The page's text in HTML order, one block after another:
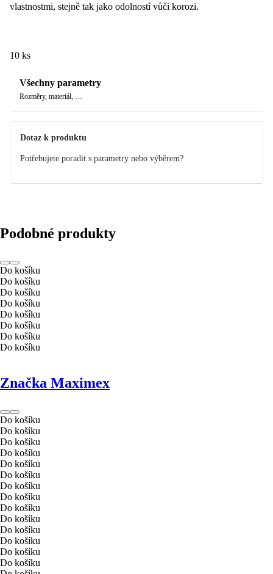
vlastnostmi, stejně tak jako odolností vůči korozi.
10 ks
Všechny parametry
Rozměry, materiál, …
Dotaz k produktu
Potřebujete poradit s parametry nebo výběrem?
Podobné produkty
Do košíku
Do košíku
Do košíku
Do košíku
Do košíku
Do košíku
Do košíku
Do košíku
Značka Maximex
Do košíku
Do košíku
Do košíku
Do košíku
Do košíku
Do košíku
Do košíku
Do košíku
Do košíku
Do košíku
Do košíku
Do košíku
Do košíku
Do košíku